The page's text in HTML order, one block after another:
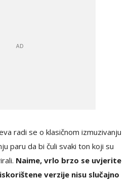
radi se o klasičnom izmuzivanju
paru da bi čuli svaki ton koji su
Naime, vrlo brzo se uvjerite
verzije nisu slučajno